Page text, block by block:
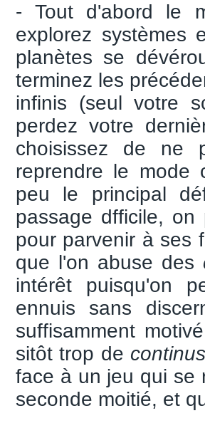
- Tout d'abord le
explorez systèmes
planètes se
terminez les
infinis (seul votre
perdez votre
choisissez de ne
reprendre le mode
peu le principal
passage dfficile,
pour parvenir à ses
que l'on abuse des
intérêt puisqu'on
ennuis sans
suffisamment
sitôt trop de
face à un jeu qui se
seconde moitié, et